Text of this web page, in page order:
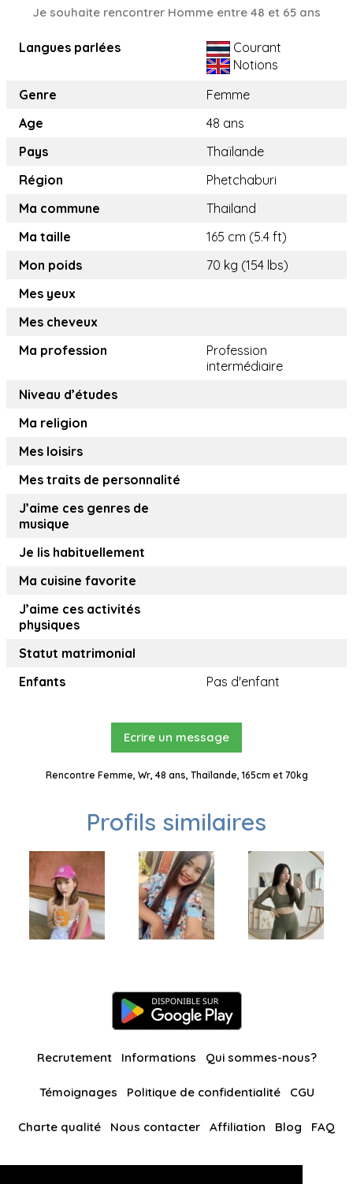
Je souhaite rencontrer Homme entre 48 et 65 ans
Langues parlées
Courant
Notions
Genre
Femme
Age
48 ans
Pays
Thaïlande
Région
Phetchaburi
Ma commune
Thailand
Ma taille
165 cm (5.4 ft)
Mon poids
70 kg (154 lbs)
Mes yeux
Mes cheveux
Ma profession
Profession
intermédiaire
Niveau d’études
Ma religion
Mes loisirs
Mes traits de personnalité
J’aime ces genres de
musique
Je lis habituellement
Ma cuisine favorite
J’aime ces activités
physiques
Statut matrimonial
Enfants
Pas d'enfant
Ecrire un message
Rencontre Femme, Wr, 48 ans, Thaïlande, 165cm et 70kg
Profils similaires
Recrutement Informations Qui sommes-nous?
Témoignages Politique de confidentialité CGU
Charte qualité Nous contacter Affiliation Blog FAQ